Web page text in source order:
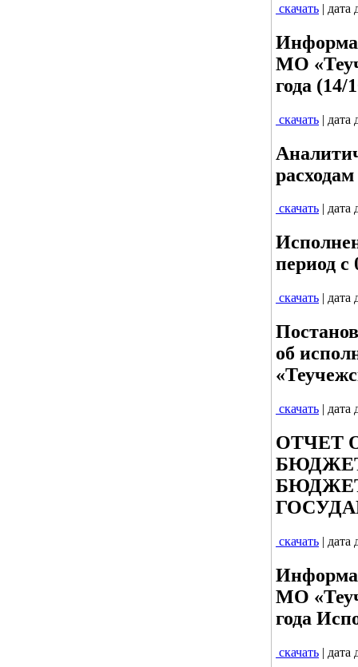
скачать | дата
МО
года (14/
скачать | дата
расходам
скачать | дата
период с
скачать | дата
об
скачать | дата
ОТЧЕТ
скачать | дата
МО
года
скачать | дата